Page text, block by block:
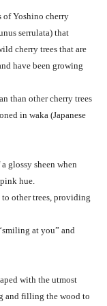
of Yoshino cherry
serrulata) that
cherry trees that are
have been growing
than other cherry trees
in waka (Japanese
glossy sheen when
hue.
other trees, providing
at you” and
with the utmost
and filling the wood to